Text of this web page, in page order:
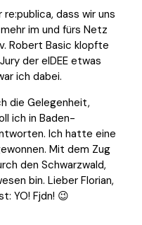
dass wir uns
im und fürs Netz
Robert Basic klopfte
der eIDEE etwas
ich dabei.
die Gelegenheit,
ich in Baden-
Ich hatte eine
Mit dem Zug
den Schwarzwald,
bin. Lieber Florian,
YO! Fjdn! 😉